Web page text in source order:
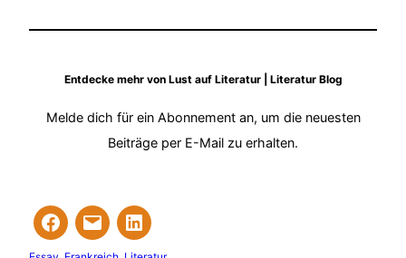
Entdecke mehr von Lust auf Literatur | Literatur Blog
Melde dich für ein Abonnement an, um die neuesten
Beiträge per E-Mail zu erhalten.